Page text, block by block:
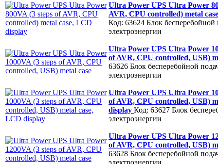
Ultra Power UPS Ultra Power
AVR, CPU controlled) metal
Код: 63624 Блок бесперебойной
электроэнергии
Ultra Power UPS Ultra Power
of AVR, CPU controlled, USB)
63626 Блок бесперебойной
электроэнергии
Ultra Power UPS Ultra Power
of AVR, CPU controlled, USB)
display Код: 63627 Блок
электроэнергии
Ultra Power UPS Ultra Power
of AVR, CPU controlled, USB)
63628 Блок бесперебойной
электроэнергии